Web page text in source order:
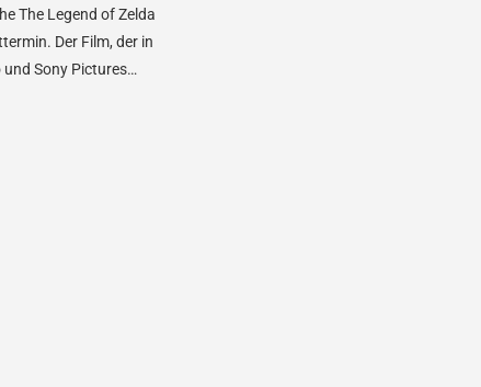
The Legend of Zelda
Der Film, der in
Sony Pictures